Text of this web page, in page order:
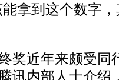
拿到这个数字
近年来颇受同
讯内部人士介绍